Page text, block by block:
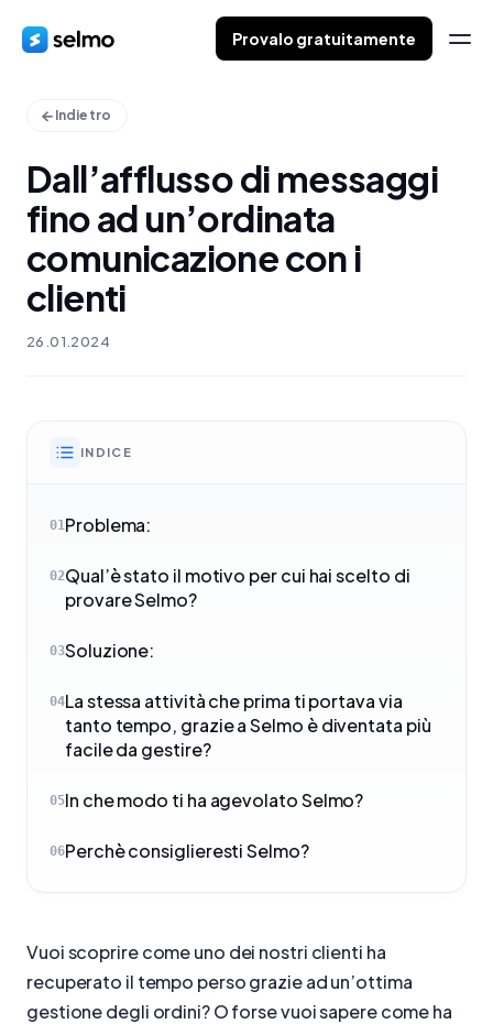
Provalo gratuitamente
Indietro
Dall’afflusso di messaggi
fino ad un’ordinata
comunicazione con i
clienti
26.01.2024
INDICE
01Problema:
02Qual’è stato il motivo per cui hai scelto di
provare Selmo?
03Soluzione:
04La stessa attività che prima ti portava via
tanto tempo, grazie a Selmo è diventata più
facile da gestire?
05In che modo ti ha agevolato Selmo?
06Perchè consiglieresti Selmo?
Vuoi scoprire come uno dei nostri clienti ha
recuperato il tempo perso grazie ad un’ottima
gestione degli ordini? O forse vuoi sapere come ha